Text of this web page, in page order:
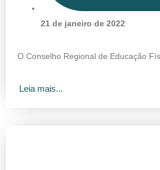
21 de janeiro de 2022
O Conselho Regional de Educação
Leia mais...